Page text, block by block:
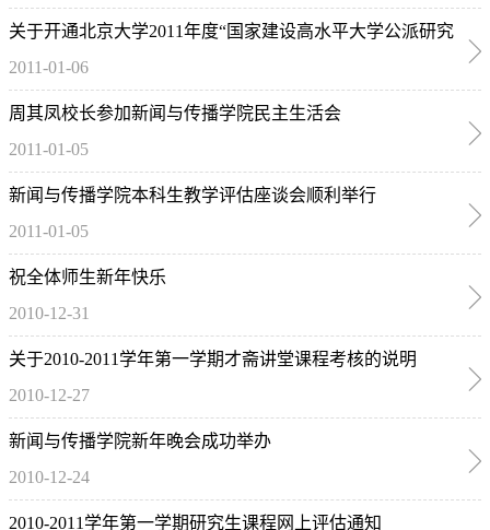
关于开通北京大学2011年度“国家建设高水平大学公派研究
生项目”网报系统及准备申请材料的通知
2011-01-06
周其凤校长参加新闻与传播学院民主生活会
2011-01-05
新闻与传播学院本科生教学评估座谈会顺利举行
2011-01-05
祝全体师生新年快乐
2010-12-31
关于2010-2011学年第一学期才斋讲堂课程考核的说明
2010-12-27
新闻与传播学院新年晚会成功举办
2010-12-24
2010-2011学年第一学期研究生课程网上评估通知